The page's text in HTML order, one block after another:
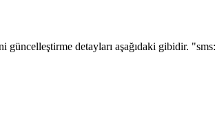
detayları aşağıdaki gibidir.